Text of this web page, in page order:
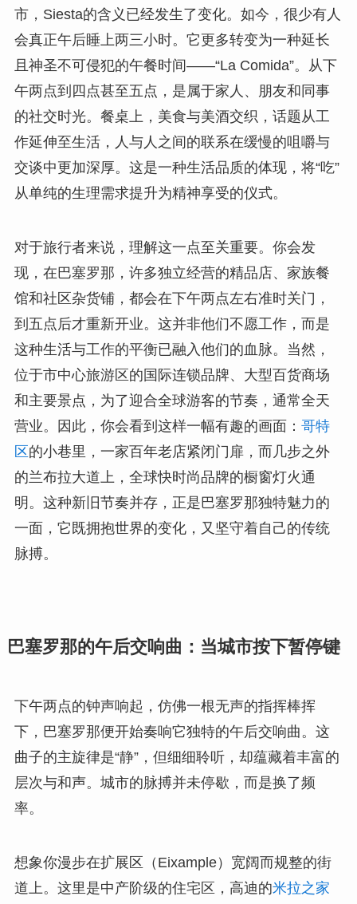
市，Siesta的含义已经发生了变化。如今，很少有人
会真正午后睡上两三小时。它更多转变为一种延长
且神圣不可侵犯的午餐时间——“La Comida”。从下
午两点到四点甚至五点，是属于家人、朋友和同事
的社交时光。餐桌上，美食与美酒交织，话题从工
作延伸至生活，人与人之间的联系在缓慢的咀嚼与
交谈中更加深厚。这是一种生活品质的体现，将“吃”
从单纯的生理需求提升为精神享受的仪式。
对于旅行者来说，理解这一点至关重要。你会发
现，在巴塞罗那，许多独立经营的精品店、家族餐
馆和社区杂货铺，都会在下午两点左右准时关门，
到五点后才重新开业。这并非他们不愿工作，而是
这种生活与工作的平衡已融入他们的血脉。当然，
位于市中心旅游区的国际连锁品牌、大型百货商场
和主要景点，为了迎合全球游客的节奏，通常全天
营业。因此，你会看到这样一幅有趣的画面： 哥特
区 的小巷里，一家百年老店紧闭门扉，而几步之外
的兰布拉大道上，全球快时尚品牌的橱窗灯火通
明。这种新旧节奏并存，正是巴塞罗那独特魅力的
一面，它既拥抱世界的变化，又坚守着自己的传统
脉搏。
巴塞罗那的午后交响曲：当城市按下暂停键
下午两点的钟声响起，仿佛一根无声的指挥棒挥
下，巴塞罗那便开始奏响它独特的午后交响曲。这
曲子的主旋律是“静”，但细细聆听，却蕴藏着丰富的
层次与和声。城市的脉搏并未停歇，而是换了频
率。
想象你漫步在扩展区（Eixample）宽阔而规整的街
道上。这里是中产阶级的住宅区，高迪的米拉之家